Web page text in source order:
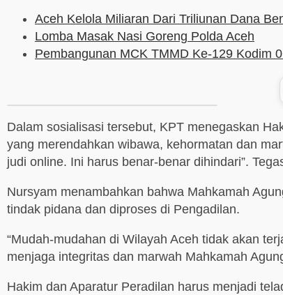
Aceh Kelola Miliaran Dari Triliunan Dana
Lomba Masak Nasi Goreng Polda Aceh
Pembangunan MCK TMMD Ke-129 Kodim
Dalam sosialisasi tersebut, KPT menegaskan
yang merendahkan wibawa, kehormatan dan
judi online. Ini harus benar-benar dihindari”.
Nursyam menambahkan bahwa Mahkamah
tindak pidana dan diproses di Pengadilan.
“Mudah-mudahan di Wilayah Aceh tidak akan
menjaga integritas dan marwah Mahkamah
Hakim dan Aparatur Peradilan harus menjadi